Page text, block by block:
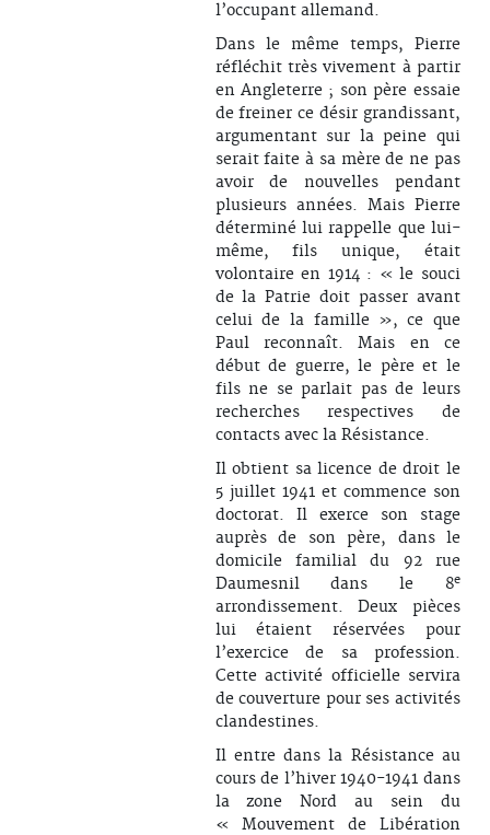
l’occupant allemand.
Dans le même temps, Pierre
réfléchit très vivement à partir
en Angleterre ; son père essaie
de freiner ce désir grandissant,
argumentant sur la peine qui
serait faite à sa mère de ne pas
avoir de nouvelles pendant
plusieurs années. Mais Pierre
déterminé lui rappelle que lui-
même, fils unique, était
volontaire en 1914 : « le souci
de la Patrie doit passer avant
celui de la famille », ce que
Paul reconnaît. Mais en ce
début de guerre, le père et le
fils ne se parlait pas de leurs
recherches respectives de
contacts avec la Résistance.
Il obtient sa licence de droit le
5 juillet 1941 et commence son
doctorat. Il exerce son stage
auprès de son père, dans le
domicile familial du 92 rue
Daumesnil dans le 8e
arrondissement. Deux pièces
lui étaient réservées pour
l’exercice de sa profession.
Cette activité officielle servira
de couverture pour ses activités
clandestines.
Il entre dans la Résistance au
cours de l’hiver 1940-1941 dans
la zone Nord au sein du
« Mouvement de Libération